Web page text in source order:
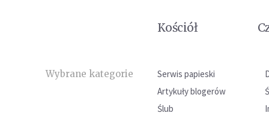
Kościół
Wybrane kategorie Serwis papieski
Artykuły blogerów
Ślub